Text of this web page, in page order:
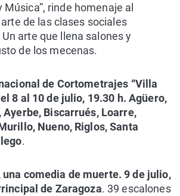
Música”, rinde homenaje al
de las clases sociales
arte que llena salones y
de los mecenas.
de Cortometrajes “Villa
8 al 10 de julio, 19.30 h. Agüero,
Ayerbe, Biscarrués, Loarre,
Nueno, Riglos, Santa
.
una comedia de muerte. 9 de julio,
de Zaragoza. 39 escalones